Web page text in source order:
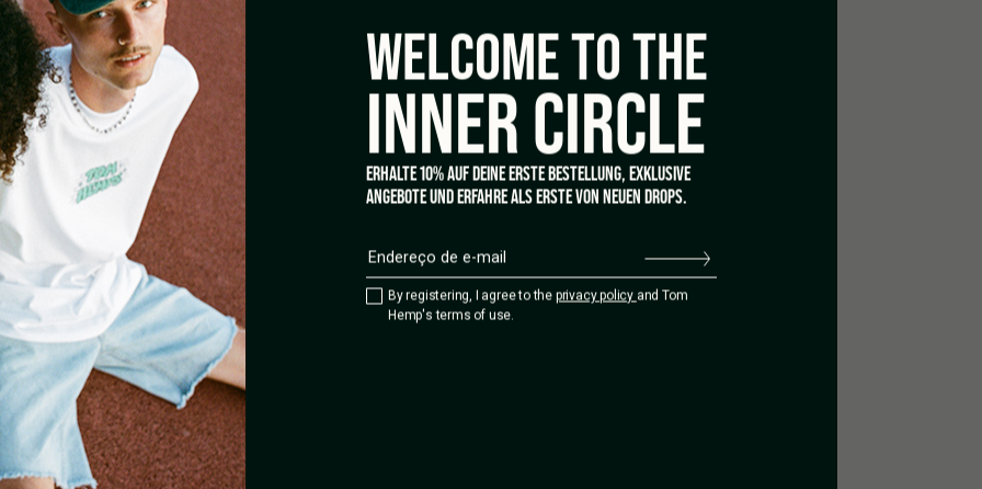
de alimentação. Para a
a ativação.
se-á e permanecerá
a luz piscará 20 vezes
a uma porta USB ativa e a
WELCOME TO THE
INNER CIRCLE
ERHALTE 10% AUF DEINE ERSTE BESTELLUNG, EXKLUSIVE
ANGEBOTE UND ERFAHRE ALS ERSTE VON NEUEN DROPS.
By registering, I agree to the privacy policy and Tom
Hemp's terms of use.